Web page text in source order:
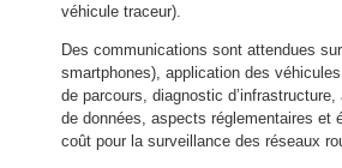
véhicule traceur).
Des communications sont attendues
smartphones), application des
de parcours, diagnostic
de données, aspects réglementaires et
coût pour la surveillance des réseaux